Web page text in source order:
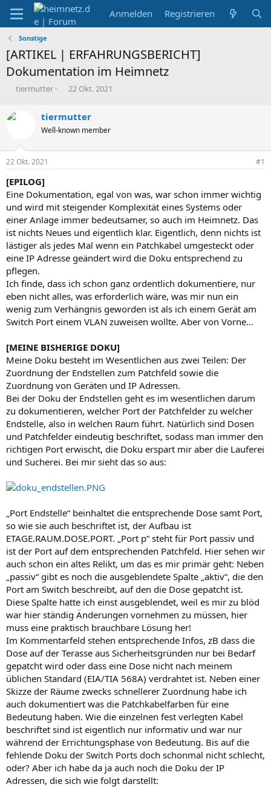
Anmelden Registrieren
Sonstige
[ARTIKEL | ERFAHRUNGSBERICHT]
Dokumentation im Heimnetz
E
t
l
e
tiermutter
E
t
e
l
22 Okt. 2021
tiermutter
Well-known member
22 Okt. 2021 #1
[EPILOG]
Eine Dokumentation, egal von was, war schon immer wichtig
und wird mit steigender Komplexität eines Systems oder
einer Anlage immer bedeutsamer, so auch im Heimnetz. Das
ist nichts Neues und eigentlich klar. Eigentlich, denn nichts ist
lästiger als jedes Mal wenn ein Patchkabel umgesteckt oder
eine IP Adresse geändert wird die Doku entsprechend zu
pflegen.
Ich finde, dass ich schon ganz ordentlich dokumentiere, nur
eben nicht alles, was erforderlich wäre, was mir nun ein
wenig zum Verhängnis geworden ist als ich einem Gerät am
Switch Port einem VLAN zuweisen wollte. Aber von Vorne…
[MEINE BISHERIGE DOKU]
Meine Doku besteht im Wesentlichen aus zwei Teilen: Der
Zuordnung der Endstellen zum Patchfeld sowie die
Zuordnung von Geräten und IP Adressen.
Bei der Doku der Endstellen geht es im wesentlichen darum
zu dokumentieren, welcher Port der Patchfelder zu welcher
Endstelle, also in welchen Raum führt. Natürlich sind Dosen
und Patchfelder eindeutig beschriftet, sodass man immer den
richtigen Port erwischt, die Doku erspart mir aber die Lauferei
und Sucherei. Bei mir sieht das so aus:
„Port Endstelle“ beinhaltet die entsprechende Dose samt Port,
so wie sie auch beschriftet ist, der Aufbau ist
ETAGE.RAUM.DOSE.PORT. „Port p“ steht für Port passiv und
ist der Port auf dem entsprechenden Patchfeld. Hier sehen wir
auch schon ein altes Relikt, um das es mir primär geht: Neben
„passiv“ gibt es noch die ausgeblendete Spalte „aktiv“, die den
Port am Switch beschreibt, auf den die Dose gepatcht ist.
Diese Spalte hatte ich einst ausgeblendet, weil es mir zu blöd
war hier ständig Änderungen vornehmen zu müssen, hier
muss eine praktisch brauchbare Lösung her!
Im Kommentarfeld stehen entsprechende Infos, zB dass die
Dose auf der Terasse aus Sicherheitsgründen nur bei Bedarf
gepatcht wird oder dass eine Dose nicht nach meinem
üblichen Standard (EIA/TIA 568A) verdrahtet ist. Neben einer
Skizze der Räume zwecks schnellerer Zuordnung habe ich
auch dokumentiert was die Patchkabelfarben für eine
Bedeutung haben. Wie die einzelnen fest verlegten Kabel
beschriftet sind ist eigentlich nur informativ und war nur
während der Errichtungsphase von Bedeutung. Bis auf die
fehlende Doku der Switch Ports doch schonmal nicht schlecht,
oder? Aber ich habe da ja auch noch die Doku der IP
Adressen, die sich wie folgt darstellt: